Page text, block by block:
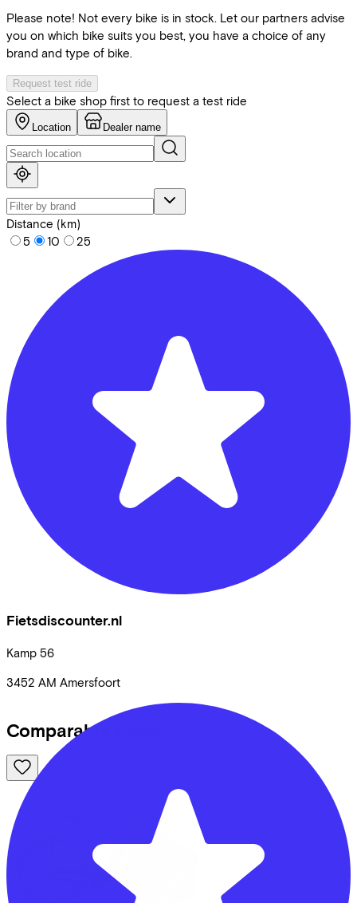
Please note! Not every bike is in stock. Let our partners advise
you on which bike suits you best, you have a choice of any
brand and type of bike.
Request test ride
Select a bike shop first to request a test ride
Location Dealer name
Distance (km)
5
10 25
Fietsdiscounter.nl
Kamp 56
3452 AM Amersfoort
Comparable bikes